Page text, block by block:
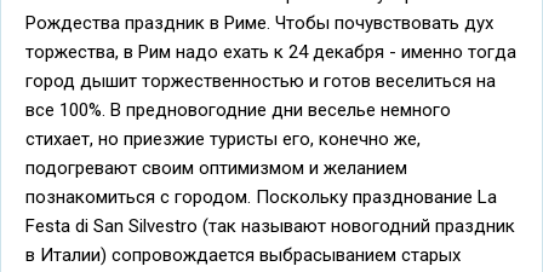
Рождества праздник в Риме. Чтобы почувствовать дух
торжества, в Рим надо ехать к 24 декабря - именно тогда
город дышит торжественностью и готов веселиться на
все 100%. В предновогодние дни веселье немного
стихает, но приезжие туристы его, конечно же,
подогревают своим оптимизмом и желанием
познакомиться с городом. Поскольку празднование La
Festa di San Silvestro (так называют новогодний праздник
в Италии) сопровождается выбрасыванием старых